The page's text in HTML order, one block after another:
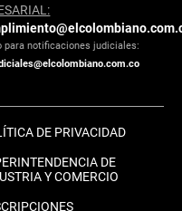
para notificaciones judiciales:
DE PRIVACIDAD
DE
Y COMERCIO